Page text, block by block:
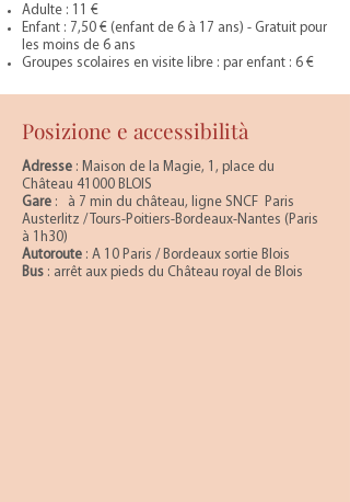
Adulte : 11 €
Enfant : 7,50 € (enfant de 6 à 17 ans) - Gratuit pour
les moins de 6 ans
Groupes scolaires en visite libre : par enfant : 6 €
Posizione e accessibilità
Adresse : Maison de la Magie, 1, place du
Château 41000 BLOIS
Gare : à 7 min du château, ligne SNCF Paris
Austerlitz / Tours-Poitiers-Bordeaux-Nantes (Paris
à 1h30)
Autoroute : A 10 Paris / Bordeaux sortie Blois
Bus : arrêt aux pieds du Château royal de Blois